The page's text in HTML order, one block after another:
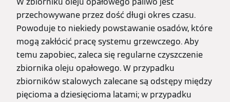
przechowywane przez dość długi okres czasu.
Powoduje to niekiedy powstawanie osadów, które
mogą zakłócić pracę systemu grzewczego. Aby
temu zapobiec, zaleca się regularne czyszczenie
zbiornika oleju opałowego. W przypadku
zbiorników stalowych zalecane są odstępy między
pięcioma a dziesięcioma latami; w przypadku